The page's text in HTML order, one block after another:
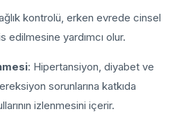
kontrolü, erken evrede cinsel
edilmesine yardımcı olur.
: Hipertansiyon, diyabet ve
sorunlarına katkıda
izlenmesini içerir.